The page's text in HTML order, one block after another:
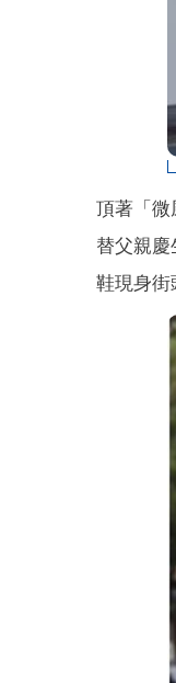
頂著「微
替父親
鞋現身街